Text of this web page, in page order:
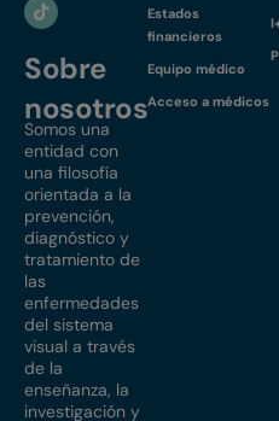
Sobre
nosotros
Somos una
entidad con
una filosofía
orientada a la
prevención,
diagnóstico y
tratamiento de
las
enfermedades
del sistema
visual a través
de la
enseñanza, la
investigación y
Estados
financieros
Equipo médico
Acceso a médicos